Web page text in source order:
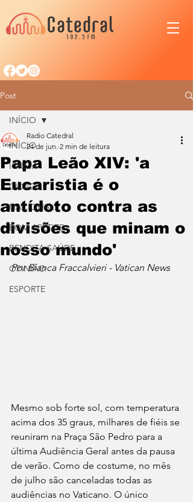
Post
INÍCIO
IGREJA
CIDADE
NACIONAL
BOM APETITE
BENDITA SAÚDE
OPINIÃO
ESPORTE
INÍCIO
Papa Leão XIV: 'a
Eucaristia é o
antídoto contra as
divisões que minam o
nosso mundo'
Radio Catedral
24 de jun. 2 min de leitura
Por Bianca Fraccalvieri - Vatican News
Mesmo sob forte sol, com temperatura
acima dos 35 graus, milhares de fiéis se
reuniram na Praça São Pedro para a
última Audiência Geral antes da pausa
de verão. Como de costume, no mês
de julho são canceladas todas as
audiências no Vaticano. O único